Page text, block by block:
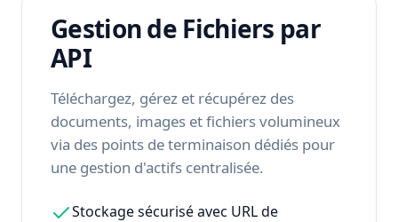
Gestion de Fichiers par
API
Téléchargez, gérez et récupérez des
documents, images et fichiers volumineux
via des points de terminaison dédiés pour
une gestion d'actifs centralisée.
Stockage sécurisé avec URL de